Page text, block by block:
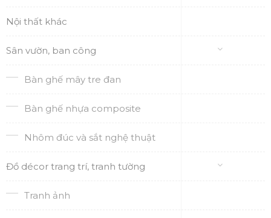
Nội thất khác
Sân vườn, ban công
Bàn ghế mây tre đan
Bàn ghế nhựa composite
Nhôm đúc và sắt nghệ thuật
Đồ décor trang trí, tranh tường
Tranh ảnh